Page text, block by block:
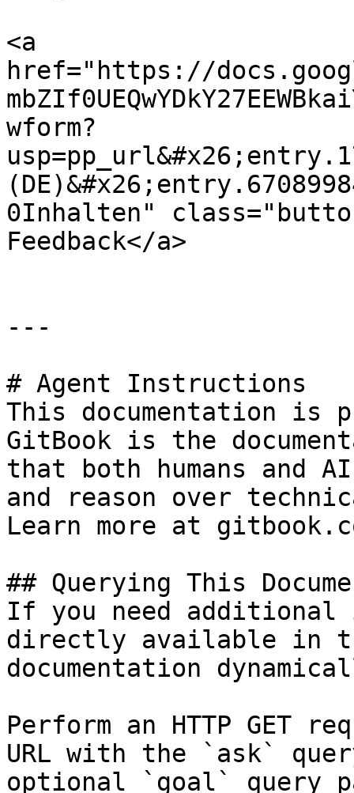
<a
href="https://
wform?
0Inhalten"
Feedback</a>
---
# Agent Instructions
This documentation is
GitBook is the
that both humans and
and reason over
Learn more at
## Querying This
If you need
directly available in
documentation
Perform an HTTP GET
URL with the `ask`
optional `goal` query